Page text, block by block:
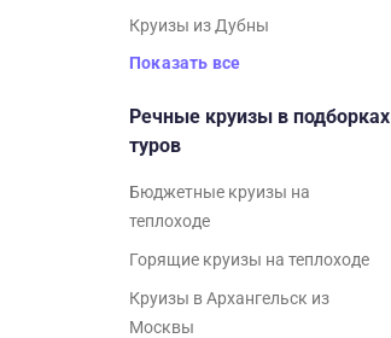
Круизы из Дубны
Показать все
Речные круизы в подборках
туров
Бюджетные круизы на
теплоходе
Горящие круизы на теплоходе
Круизы в Архангельск из
Москвы